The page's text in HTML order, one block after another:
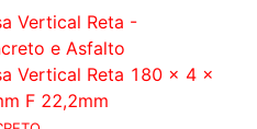
Vertical Reta -
e Asfalto
Vertical Reta 180 x 4 x
F 22,2mm